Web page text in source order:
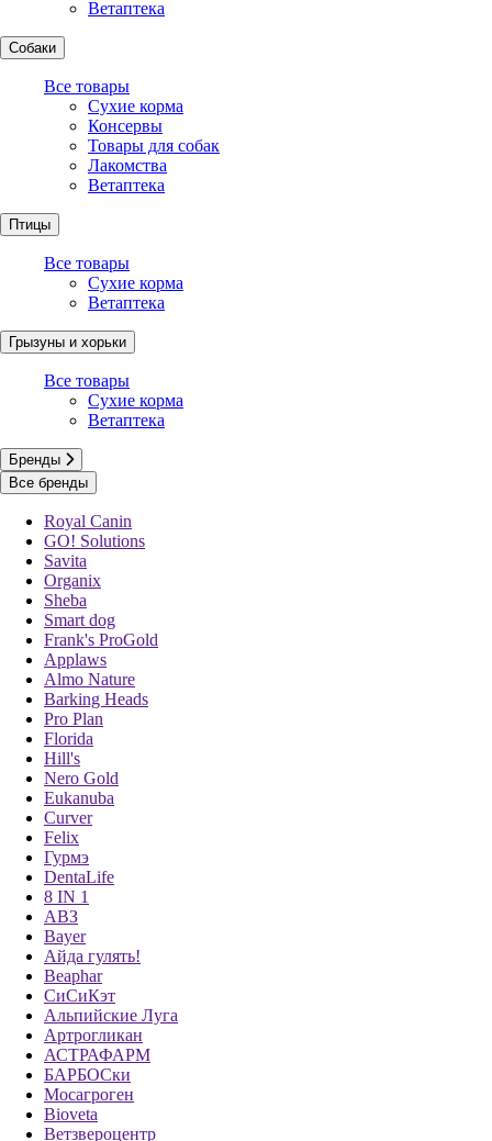
Ветаптека
Собаки
Все товары
Сухие корма
Консервы
Товары для собак
Лакомства
Ветаптека
Птицы
Все товары
Сухие корма
Ветаптека
Грызуны и хорьки
Все товары
Сухие корма
Ветаптека
Бренды
Все бренды
Royal Canin
GO! Solutions
Savita
Organix
Sheba
Smart dog
Frank's ProGold
Applaws
Almo Nature
Barking Heads
Pro Plan
Florida
Hill's
Nero Gold
Eukanuba
Curver
Felix
Гурмэ
DentaLife
8 IN 1
АВЗ
Bayer
Айда гулять!
Beaphar
СиСиКэт
Альпийские Луга
Артрогликан
АСТРАФАРМ
БАРБОСки
Мосагроген
Bioveta
Ветзвероцентр
Влажный корм для кошек для ежедневного кормления с уткой
в желе со шпинатом Felix…
85 г 24 шт.
В корзину
32 ₽
В корзину
Pro Plan
Сухой корм Ветеринарная диета для взрослых кошек при
болезнях нижних отделов мочевыводящих…
1.5 кг 4 шт.
1 990 ₽
В корзину
В один клик
Pro Plan
Сухой корм Ветеринарная диета для взрослых кошек при
болезнях нижних отделов мочевыводящих…
В один клик
Pro Plan
Сухой корм Ветеринарная диета для взрослых собак при
пищевой непереносимости Pro…
3 кг 2 шт.
3 973 ₽
В корзину